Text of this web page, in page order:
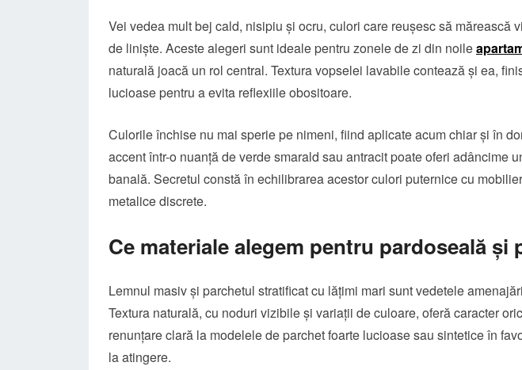
Vei vedea mult bej cald, nisipiu și ocru, culori care reușesc să mărească
de liniște. Aceste alegeri sunt ideale pentru zonele de zi din noile
naturală joacă un rol central. Textura vopselei lavabile contează și ea,
lucioase pentru a evita reflexiile obositoare.
Culorile închise nu mai sperie pe nimeni, fiind aplicate acum chiar și în
accent într-o nuanță de verde smarald sau antracit poate oferi adâncime
banală. Secretul constă în echilibrarea acestor culori puternice cu
metalice discrete.
Ce materiale alegem pentru pardoseală și
Lemnul masiv și parchetul stratificat cu lățimi mari sunt vedetele
Textura naturală, cu noduri vizibile și variații de culoare, oferă caracter
renunțare clară la modelele de parchet foarte lucioase sau sintetice în
la atingere.